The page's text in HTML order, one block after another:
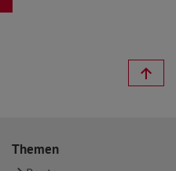
Themen